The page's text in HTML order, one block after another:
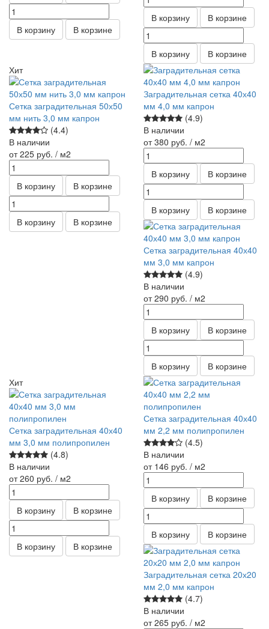
В корзину В корзине
В корзину В корзине
В корзину
В корзине
Хит
Сетка заградительная 50х50
мм нить 3,0 мм капрон
(4.4)
В наличии
от 225 руб. / м2
В корзину В корзине
В корзину В корзине
Заградительная сетка 40х40
мм 4,0 мм капрон
(4.9)
В наличии
от 380 руб. / м2
В корзину В корзине
В корзину В корзине
Сетка заградительная 40х40
мм 3,0 мм капрон
(4.9)
В наличии
от 290 руб. / м2
В корзину В корзине
В корзину
В корзине
Хит
Сетка заградительная 40х40
мм 3,0 мм полипропилен
(4.8)
В наличии
от 260 руб. / м2
В корзину В корзине
В корзину В корзине
Сетка заградительная 40х40
мм 2,2 мм полипропилен
(4.5)
В наличии
от 146 руб. / м2
В корзину В корзине
В корзину В корзине
Заградительная сетка 20х20
мм 2,0 мм капрон
(4.7)
В наличии
от 265 руб. / м2